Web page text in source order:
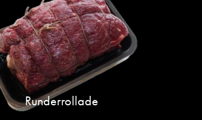
Runderrollade